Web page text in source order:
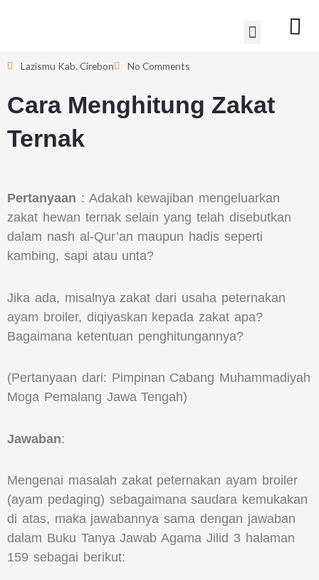
Menu
Lazismu Kab. Cirebon No Comments
Cara Menghitung Zakat
Ternak
Pertanyaan : Adakah kewajiban mengeluarkan
zakat hewan ternak selain yang telah disebutkan
dalam nash al-Qur’an maupun hadis seperti
kambing, sapi atau unta?
Jika ada, misalnya zakat dari usaha peternakan
ayam broiler, diqiyaskan kepada zakat apa?
Bagaimana ketentuan penghitungannya?
(Pertanyaan dari: Pimpinan Cabang Muhammadiyah
Moga Pemalang Jawa Tengah)
Jawaban:
Mengenai masalah zakat peternakan ayam broiler
(ayam pedaging) sebagaimana saudara kemukakan
di atas, maka jawabannya sama dengan jawaban
dalam Buku Tanya Jawab Agama Jilid 3 halaman
159 sebagai berikut: